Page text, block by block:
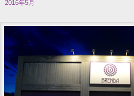
2016年5月